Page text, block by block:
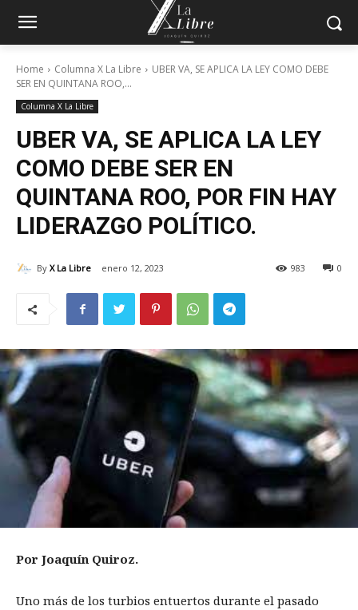
Home Columna X La Libre
UBER VA, SE APLICA LA LEY COMO DEBE
SER EN QUINTANA ROO,...
Columna X La Libre
UBER VA, SE APLICA LA LEY
COMO DEBE SER EN
QUINTANA ROO, POR FIN HAY
LIDERAZGO POLÍTICO.
By X La Libre enero 12, 2023 0
983
Por Joaquín Quiroz.
Uno más de los turbios entuertos durante el pasado